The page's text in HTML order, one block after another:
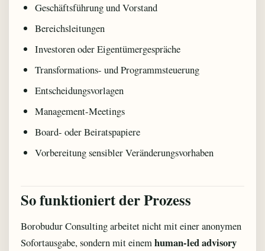
Geschäftsführung und Vorstand
Bereichsleitungen
Investoren oder Eigentümergespräche
Transformations- und Programmsteuerung
Entscheidungsvorlagen
Management-Meetings
Board- oder Beiratspapiere
Vorbereitung sensibler Veränderungsvorhaben
So funktioniert der Prozess
Borobudur Consulting arbeitet nicht mit einer anonymen
Sofortausgabe, sondern mit einemhuman-led advisory